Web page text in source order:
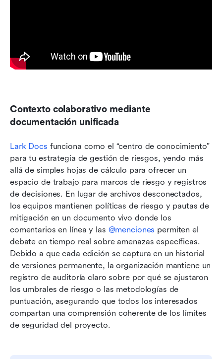
Contexto colaborativo mediante
documentación unificada
Lark Docs funciona como el “centro de conocimiento”
para tu estrategia de gestión de riesgos, yendo más
allá de simples hojas de cálculo para ofrecer un
espacio de trabajo para marcos de riesgo y registros
de decisiones. En lugar de archivos desconectados,
los equipos mantienen políticas de riesgo y pautas de
mitigación en un documento vivo donde los
comentarios en línea y las @menciones permiten el
debate en tiempo real sobre amenazas específicas.
Debido a que cada edición se captura en un historial
de versiones permanente, la organización mantiene un
registro de auditoría claro sobre por qué se ajustaron
los umbrales de riesgo o las metodologías de
puntuación, asegurando que todos los interesados
compartan una comprensión coherente de los límites
de seguridad del proyecto.